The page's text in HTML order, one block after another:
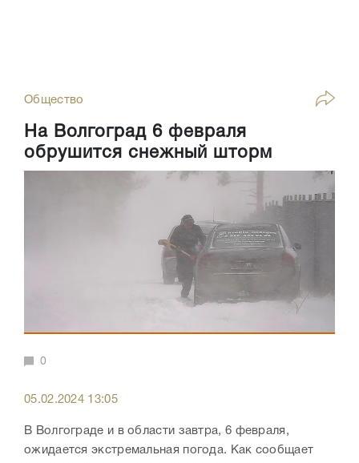
Общество
На Волгоград 6 февраля
обрушится снежный шторм
0
05.02.2024 13:05
В Волгограде и в области завтра, 6 февраля,
ожидается экстремальная погода. Как сообщает